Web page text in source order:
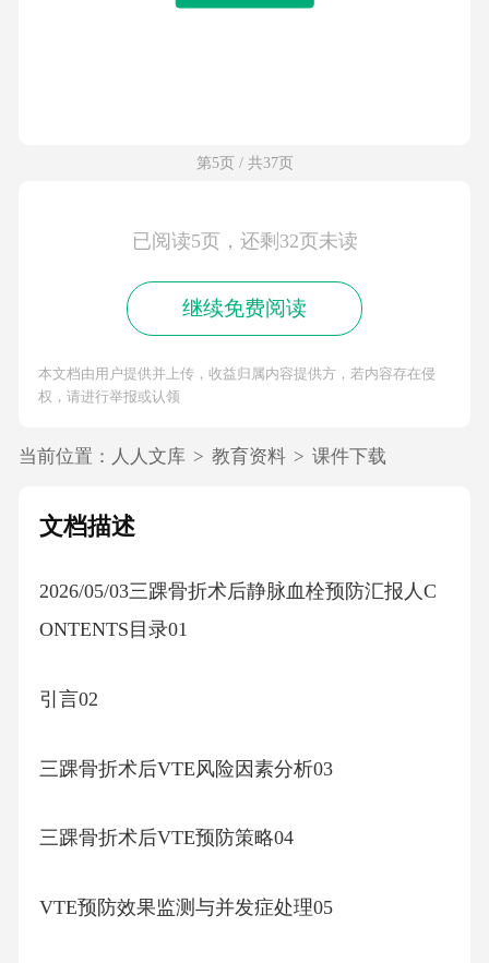
第5页 / 共37页
已阅读5页，还剩32页未读
继续免费阅读
本文档由用户提供并上传，收益归属内容提供方，若内容存在侵
权，请进行举报或认领
当前位置： 人人文库 > 教育资料 > 课件下载
文档描述
2026/05/03三踝骨折术后静脉血栓预防汇报人C
ONTENTS目录01
引言02
三踝骨折术后VTE风险因素分析03
三踝骨折术后VTE预防策略04
VTE预防效果监测与并发症处理05